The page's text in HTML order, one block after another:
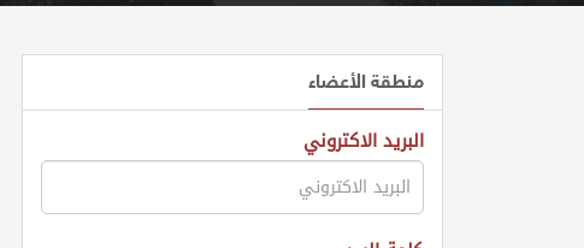
منطقة الأعضاء
البريد الاكتروني